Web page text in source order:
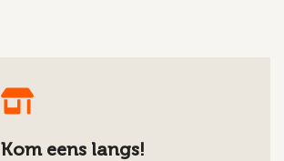
Kom eens langs!